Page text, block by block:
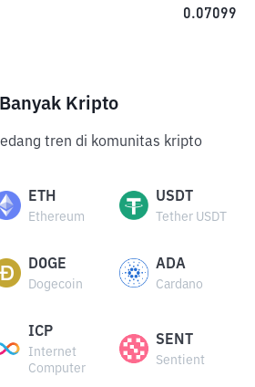
0.07099
Kripto
tren di komunitas kripto
ETH
Ethereum
USDT
Tether USDT
DOGE
Dogecoin
ADA
Cardano
ICP
Internet
Computer
SENT
Sentient